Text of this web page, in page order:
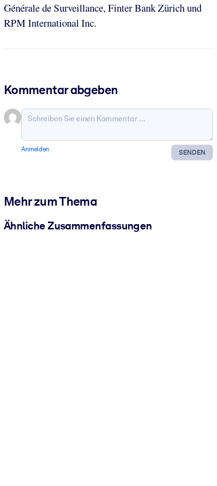
Générale de Surveillance, Finter Bank Zürich und
RPM International Inc.
Kommentar abgeben
SENDEN
Anmelden
Mehr zum Thema
Ähnliche Zusammenfassungen